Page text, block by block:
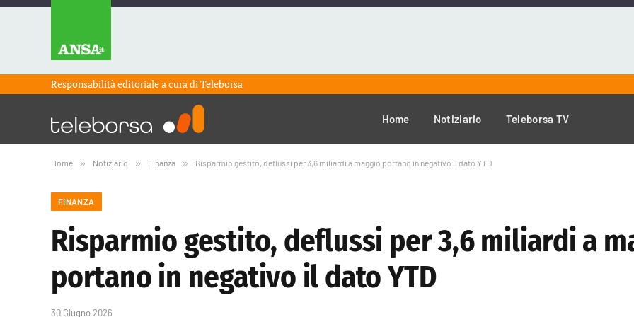
Responsabilità editoriale a cura diTeleborsa
Home Notiziario Teleborsa TV
Home » Notiziario » Finanza » Risparmio gestito, deflussi per 3,6 miliardi a maggio portano in negativo il dato YTD
FINANZA
Risparmio gestito, deflussi per 3,6 miliardi a
portano in negativo il dato YTD
30 Giugno 2026